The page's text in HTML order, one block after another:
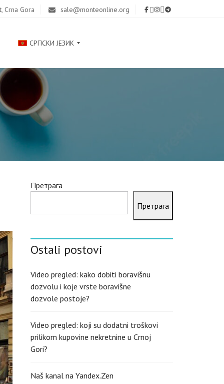
Crna Gora sale@monteonline.org
СРПСКИ ЈЕЗИК
Р
У
Претрага
Претрага
Ostali postovi
Video pregled: kako dobiti boravišnu
dozvolu i koje vrste boravišne
dozvole postoje?
Video pregled: koji su dodatni troškovi
prilikom kupovine nekretnine u Crnoj
Gori?
Naš kanal na Yandex.Zen